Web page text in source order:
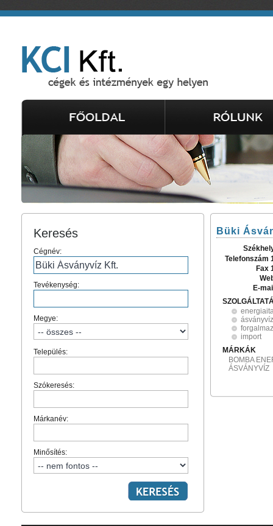
Keresés
Cégnév:
Tevékenység:
Megye:
Település:
Szókeresés:
Márkanév:
Minősítés:
Büki
Telefonszám
Fax
E-
ásványvíz
import
MÁRKÁK
BOMBA
ÁSVÁNYVÍZ